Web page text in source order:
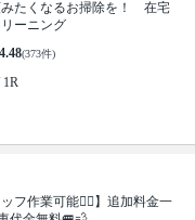
みたくなるお掃除を！ 在宅
リーニング
4.48(373件)
1R
ッフ作業可能🙆‍♀️】追加料金一